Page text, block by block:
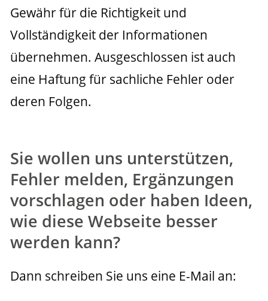
Gewähr für die Richtigkeit und
Vollständigkeit der Informationen
übernehmen. Ausgeschlossen ist auch
eine Haftung für sachliche Fehler oder
deren Folgen.
Sie wollen uns unterstützen,
Fehler melden, Ergänzungen
vorschlagen oder haben Ideen,
wie diese Webseite besser
werden kann?
Dann schreiben Sie uns eine E-Mail an: